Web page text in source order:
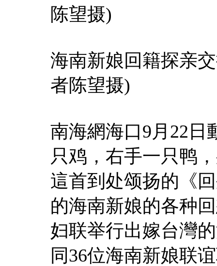
陈望摄)
海南新娘回籍探亲
者陈望摄)
南海網海口9月22日
只鸡，右手一只鸭
這首到处颂扬的《
的海南新娘的各种
妇联举行出嫁台灣
同36位海南新娘联